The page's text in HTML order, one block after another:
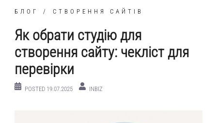
БЛОГ СТВОРЕННЯ САЙТІВ
Як обрати студію для
створення сайту: чекліст для
перевірки
POSTED 19.07.2025 INBIZ